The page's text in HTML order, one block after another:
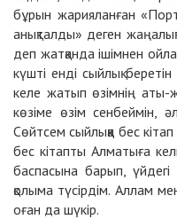
бұрын жарияланған
анықталды» деген
деп жатқанда ішімнен
күшті енді сыйлық
келе жатып өзімнің аты-
көзіме өзім сенбеймін,
Сөйтсем сыйлыққа бес
бес кітапты Алматыға
баспасына барып, үйдегі
қолыма түсірдім. Аллам
оған да шүкір.